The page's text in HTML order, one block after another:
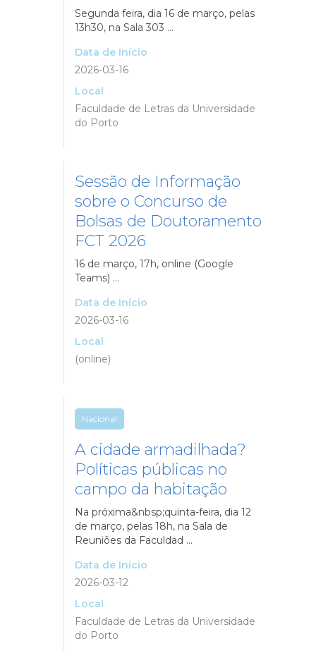
Segunda feira, dia 16 de março, pelas
13h30, na Sala 303 ...
Data de Início
2026-03-16
Local
Faculdade de Letras da Universidade
do Porto
Sessão de Informação
sobre o Concurso de
Bolsas de Doutoramento
FCT 2026
16 de março, 17h, online (Google
Teams) ...
Data de Início
2026-03-16
Local
(online)
Nacional
A cidade armadilhada?
Políticas públicas no
campo da habitação
Na próxima&nbsp;quinta-feira, dia 12
de março, pelas 18h, na Sala de
Reuniões da Faculdad ...
Data de Início
2026-03-12
Local
Faculdade de Letras da Universidade
do Porto